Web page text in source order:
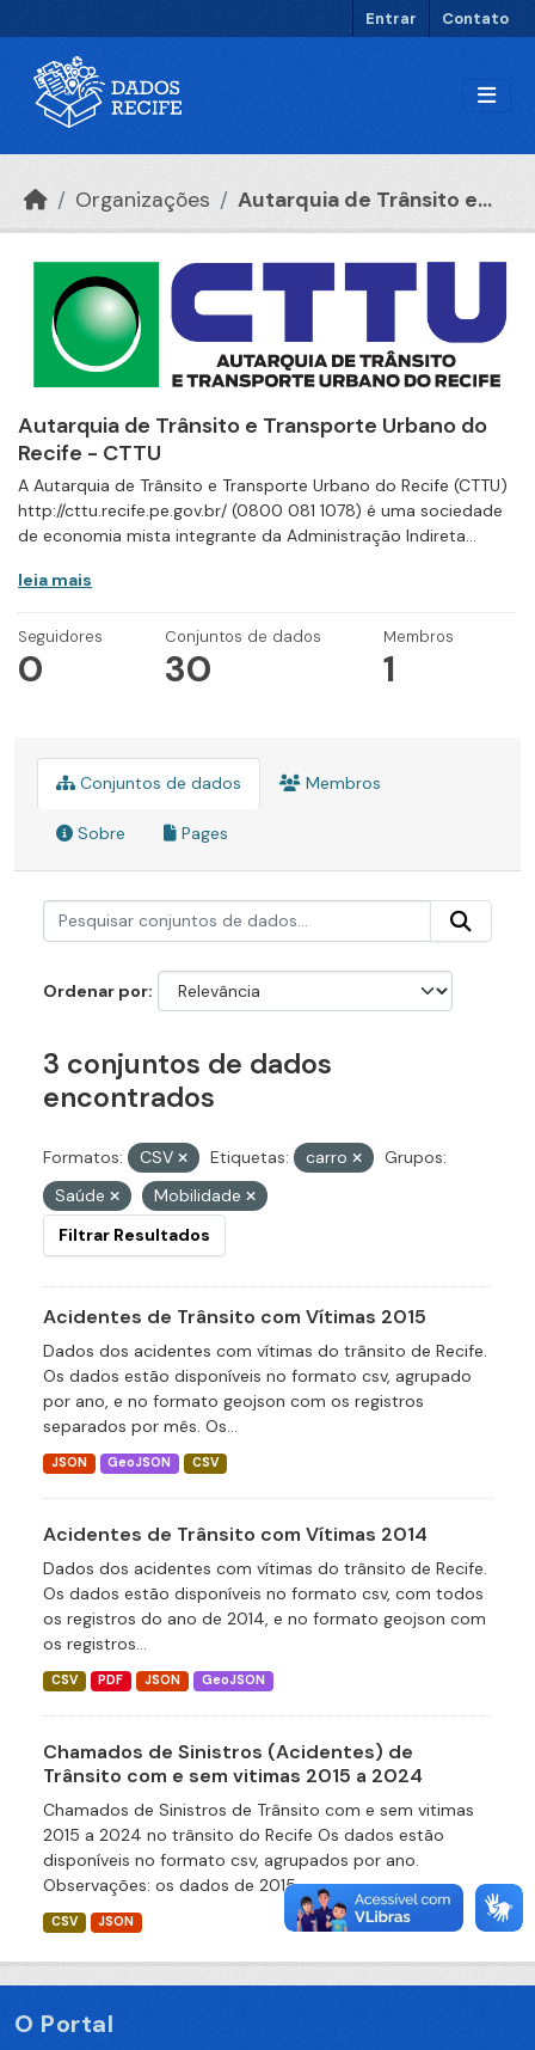
Entrar Contato
Organizações Autarquia de Trânsito e...
Autarquia de Trânsito e Transporte Urbano do
Recife - CTTU
A Autarquia de Trânsito e Transporte Urbano do Recife (CTTU)
http://cttu.recife.pe.gov.br/ (0800 081 1078) é uma sociedade
de economia mista integrante da Administração Indireta...
leia mais
Seguidores
0
Conjuntos de dados
30
Membros
1
Conjuntos de dados Membros
Sobre Pages
Ordenar por
3 conjuntos de dados
encontrados
Formatos: CSV Etiquetas: carro
Grupos:
Saúde
Mobilidade
Filtrar Resultados
Acidentes de Trânsito com Vítimas 2015
Dados dos acidentes com vítimas do trânsito de Recife.
Os dados estão disponíveis no formato csv, agrupado
por ano, e no formato geojson com os registros
separados por mês. Os...
JSON GeoJSON CSV
Acidentes de Trânsito com Vítimas 2014
Dados dos acidentes com vítimas do trânsito de Recife.
Os dados estão disponíveis no formato csv, com todos
os registros do ano de 2014, e no formato geojson com
os registros...
CSV PDF JSON GeoJSON
Chamados de Sinistros (Acidentes) de
Trânsito com e sem vitimas 2015 a 2024
Chamados de Sinistros de Trânsito com e sem vitimas
2015 a 2024 no trânsito do Recife Os dados estão
disponíveis no formato csv, agrupados por ano.
Observações: os dados de 2015...
CSV JSON
O Portal